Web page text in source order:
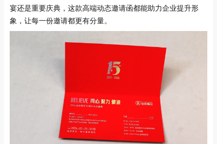
宴还是重要庆典，这款高端动态邀请函都能助力企业提升形
象，让每一份邀请都更有分量。